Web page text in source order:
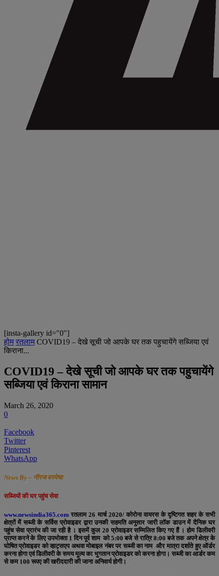
[insta-gallery id="0"]
होम रतलाम COVID19 – देखे सूची जो आपके घर तक पहुचायेंगे सब्जिया एवं
किराना...
COVID19 – देखे सूची जो आपके घर तक पहुचायेंगे
सब्जिया एवं किराना सामान
March 26, 2020
0
Facebook
Twitter
Pinterest
WhatsApp
News By – नीरज बरमेचा
सब्जियों की घर पहुंच सेवा
www.newsindia365.comरतलाम26 मार्च 2020/ कोरोना वायरस के दृष्टिगत शहर के सभी
क्षेत्रों में सब्जी के सर्विस प्रोवाइडर द्वारा उनकी सहमति अनुसार जारी लॉक डाउन में दैनिक घर
पहुंच सेवा प्रारंभ की जा रही है। इसमें कुल 20 प्रोवाइडर सम्मिलित किए गए हैं। होम डिलीवरी
प्राप्त करने के लिए उपभोक्ता 1 दिन पूर्व शाम को5:00 बजे से रात्रि8:00 बजे तक अपने क्षेत्र के
घोषित प्रोवाइडर को व्हाट्सएप अथवा मोबाइल नंबर पर सब्जी का नाम और मात्रा दर्शाते हुए ऑर्डर
करना होगा एवं डिलीवरी के समय मूल्य का भुगतान प्रोवाइडर को करना होगा। सब्जी का आर्डर कम
से कम 100 रूपए की खरीददारी की जाना अनिवार्य होगी।